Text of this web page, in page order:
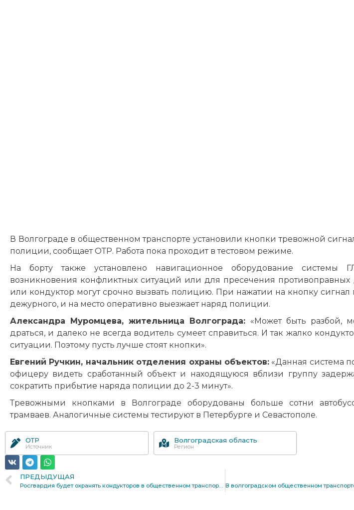
В Волгограде в общественном транспорте установили кнопки тревожной
полиции, сообщает ОТР. Работа пока проходит в тестовом режиме.
На борту также установлено навигационное оборудование системы
возникновения конфликтных ситуаций или для пресечения противоправных
или кондуктор могут срочно вызвать полицию. При нажатии на кнопку сигнал
дежурного, и на место оперативно выезжает наряд полиции.
Александра Муромцева, жительница Волгограда: «Может быть разбой,
драться, и далеко не всегда водитель сумеет справиться. И так жалко
ситуации. Поэтому пусть лучше стоят кнопки».
Евгений Ручкин, начальник отделения охраны объектов: «Данная система
офицеру видеть сработанный объект и находящуюся вблизи группу
сократить прибытие наряда полиции до 2-3 минут».
Тревожными кнопками в Волгограде оборудованы больше сотни
трамваев. Аналогичные системы тестируют в Петербурге и Севастополе.
ОТР
Источник
Волгоградская область
Регион
ПРЕДЫДУЩАЯ